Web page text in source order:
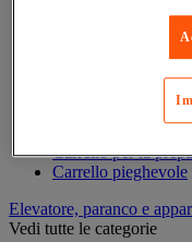
Carrello con
Carrello con
Carrello contenitore
Carrello e
Carrello motorizzato
Carrello per carichi
Carrello per la
Carrello pieghevole
Elevatore, paranco e
Vedi tutte le categorie